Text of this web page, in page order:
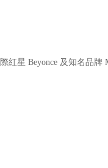
星 Beyonce 及知名品牌